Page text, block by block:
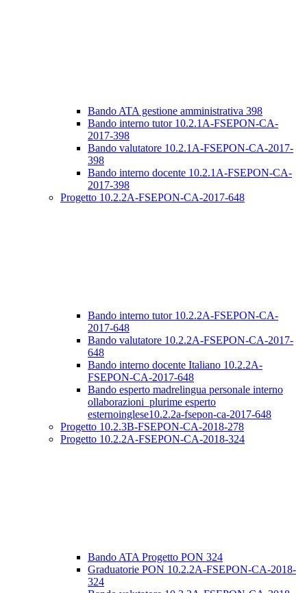
Bando ATA gestione amministrativa 398
Bando interno tutor 10.2.1A-FSEPON-CA-
2017-398
Bando valutatore 10.2.1A-FSEPON-CA-2017-
398
Bando interno docente 10.2.1A-FSEPON-CA-
2017-398
Progetto 10.2.2A-FSEPON-CA-2017-648
Bando interno tutor 10.2.2A-FSEPON-CA-
2017-648
Bando valutatore 10.2.2A-FSEPON-CA-2017-
648
Bando interno docente Italiano 10.2.2A-
FSEPON-CA-2017-648
Bando esperto madrelingua personale interno
ollaborazioni_plurime esperto
esternoinglese10.2.2a-fsepon-ca-2017-648
Progetto 10.2.3B-FSEPON-CA-2018-278
Progetto 10.2.2A-FSEPON-CA-2018-324
Bando ATA Progetto PON 324
Graduatorie PON 10.2.2A-FSEPON-CA-2018-
324